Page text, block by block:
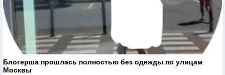
Блогерша прошлась полностью без одежды по улицам
Москвы